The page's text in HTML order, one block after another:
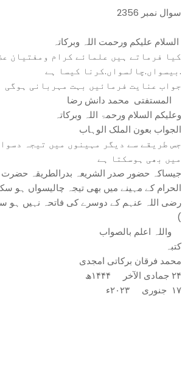
سوال نمبر 2356
السلام علیکم ورحمت اللہ وبرکاتہ
کیا فرماتے ہیں علمائے کرام ومفتیان
.بیسواں.چالسواں.کرنا کیسا ہے
جواب عنایت فرمائیں بہت مہربانی ہوگی
المستفتی محمد دانش رضا
وعلیکم السلام ورحمۃ اللہ وبرکاتہ
الجواب بعون الملک الوہاب
جس طریقے سے دیگر مہینوں میں تیجہ
میں بھی ہوسکتا ہے
جیساکہ حضور صدر الشریعہ بدرالطریقہ
الحرام کے مہینے میں بھی تیجہ چالیسواں ہو
)
واللہ اعلم بالصواب
کتبہ
محمد فرقان برکاتی امجدی
۲۴ جمادی الآخر ۱۴۴۴ھ
۱۷ جنوری ۲۰۲۳ء